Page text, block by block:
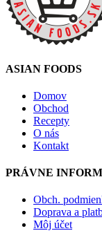
ASIAN FOODS
Domov
Obchod
Recepty
O nás
Kontakt
PRÁVNE
Obch.
Doprava a
Môj účet